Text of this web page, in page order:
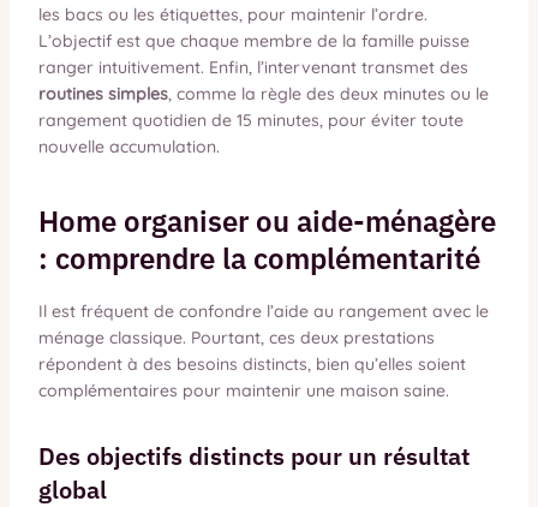
les bacs ou les étiquettes, pour maintenir l’ordre.
L’objectif est que chaque membre de la famille puisse
ranger intuitivement. Enfin, l’intervenant transmet des
routines simples, comme la règle des deux minutes ou le
rangement quotidien de 15 minutes, pour éviter toute
nouvelle accumulation.
Home organiser ou aide-ménagère
: comprendre la complémentarité
Il est fréquent de confondre l’aide au rangement avec le
ménage classique. Pourtant, ces deux prestations
répondent à des besoins distincts, bien qu’elles soient
complémentaires pour maintenir une maison saine.
Des objectifs distincts pour un résultat
global